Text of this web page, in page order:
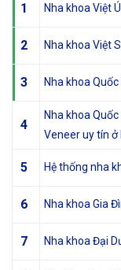
1 Nha khoa Việt
2 Nha khoa Việt
3 Nha khoa
4
Nha khoa
Veneer uy tín ở
5 Hệ thống nha
6 Nha khoa Gia
7 Nha khoa Đại